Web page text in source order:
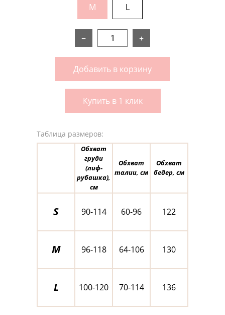
M L
− +
Добавить в корзину
Купить в 1 клик
Таблица размеров:
Обхват
груди
(лиф-
рубашка),
см
Обхват
талии, см
Обхват
бедер, см
S 90-114 60-96 122
M 96-118 64-106 130
L 100-120 70-114 136